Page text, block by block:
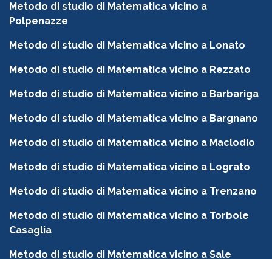
Metodo di studio di Matematica vicino a
Polpenazze
Metodo di studio di Matematica vicino a Lonato
Metodo di studio di Matematica vicino a Rezzato
Metodo di studio di Matematica vicino a Barbariga
Metodo di studio di Matematica vicino a Bargnano
Metodo di studio di Matematica vicino a Maclodio
Metodo di studio di Matematica vicino a Lograto
Metodo di studio di Matematica vicino a Trenzano
Metodo di studio di Matematica vicino a Torbole
Casaglia
Metodo di studio di Matematica vicino a Sale